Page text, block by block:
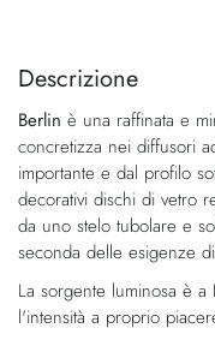
fine
galleria
di
immagini
della
di
immagini
Descrizione
Berlin è una raffinata e
concretizza nei diffusori
importante e dal profilo
decorativi dischi di vetro
da uno stelo tubolare e
seconda delle esigenze
La sorgente luminosa è a
l'intensità a proprio